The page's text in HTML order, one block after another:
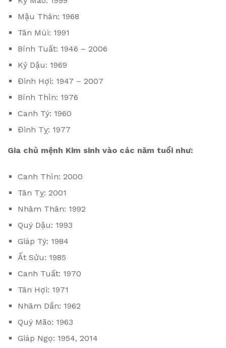
Mậu Thân: 1968
Tân Mùi: 1991
Bính Tuất: 1946 – 2006
Kỷ Dậu: 1969
Đinh Hợi: 1947 – 2007
Bính Thìn: 1976
Canh Tý: 1960
Đinh Tỵ: 1977
Gia chủ mệnh Kim sinh vào các năm tuổi như:
Canh Thìn: 2000
Tân Tỵ: 2001
Nhâm Thân: 1992
Quý Dậu: 1993
Giáp Tý: 1984
Ất Sửu: 1985
Canh Tuất: 1970
Tân Hợi: 1971
Nhâm Dần: 1962
Quý Mão: 1963
Giáp Ngọ: 1954, 2014